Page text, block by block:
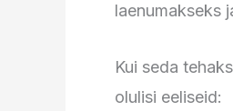
laenumakseks
Kui seda
olulisi eeliseid: